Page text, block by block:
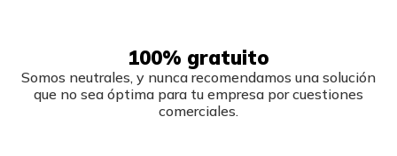
100% gratuito
Somos neutrales, y nunca recomendamos una solución
que no sea óptima para tu empresa por cuestiones
comerciales.